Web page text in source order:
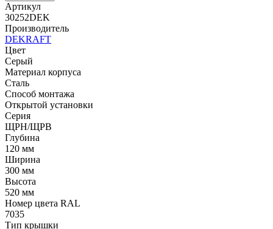
Артикул
30252DEK
Производитель
DEKRAFT
Цвет
Серый
Материал корпуса
Сталь
Способ монтажа
Открытой установки
Серия
ЩРН/ЩРВ
Глубина
120 мм
Ширина
300 мм
Высота
520 мм
Номер цвета RAL
7035
Тип крышки